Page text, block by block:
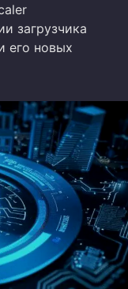
загрузчика
его новых